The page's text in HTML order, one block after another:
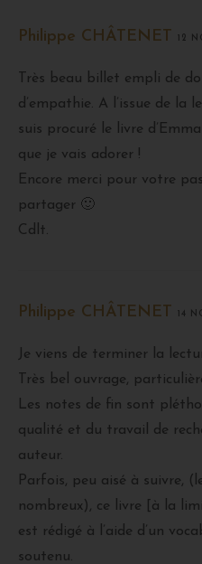
Philippe CHÂTENET 12
Très beau billet empli de
d’empathie. A l’issue de la
suis procuré le livre
que je vais adorer !
Encore merci pour votre
partager 🙂
Cdlt.
Philippe CHÂTENET 14
Je viens de terminer la
Très bel ouvrage,
Les notes de fin sont
qualité et du travail de
auteur.
Parfois, peu aisé à suivre,
nombreux), ce livre [à la
est rédigé à l’aide d’un
soutenu.